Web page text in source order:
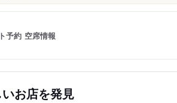
予約 空席情報
お店を発見